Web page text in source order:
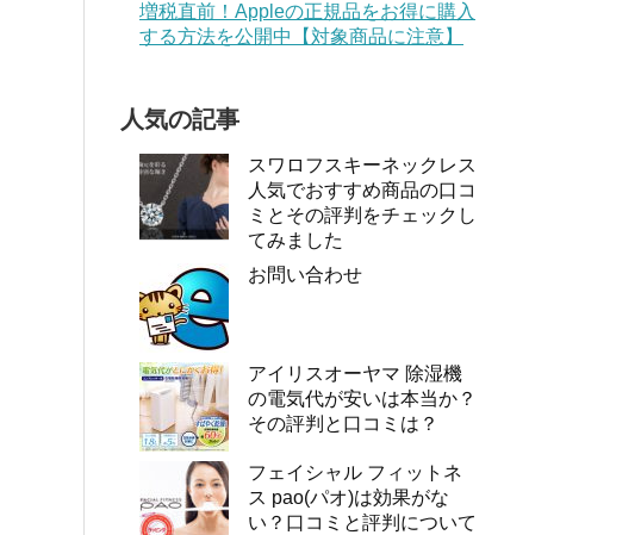
増税直前！Appleの正規品をお得に購入
する方法を公開中【対象商品に注意】
人気の記事
スワロフスキーネックレス
人気でおすすめ商品の口コ
ミとその評判をチェックし
てみました
お問い合わせ
アイリスオーヤマ 除湿機
の電気代が安いは本当か？
その評判と口コミは？
フェイシャル フィットネ
ス pao(パオ)は効果がな
い？口コミと評判について